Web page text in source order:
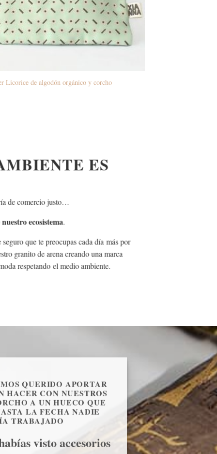
Licorice de algodón orgánico y corcho
ES
joyería de comercio justo…
ecosistema.
seguro que te preocupas cada día más por
granito de arena creando una marca
respetando el medio ambiente.
QUERIDO APORTAR
HACER CON NUESTROS
A UN HUECO QUE
LA FECHA NADIE
TRABAJADO
visto accesorios